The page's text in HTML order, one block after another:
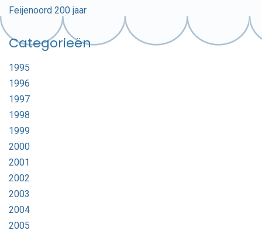
Feijenoord 200 jaar
Categorieën
1995
1996
1997
1998
1999
2000
2001
2002
2003
2004
2005